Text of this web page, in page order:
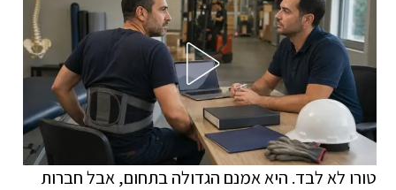
טורו לא לבד. היא אמנם הגדולה בתחום, אבל חברות